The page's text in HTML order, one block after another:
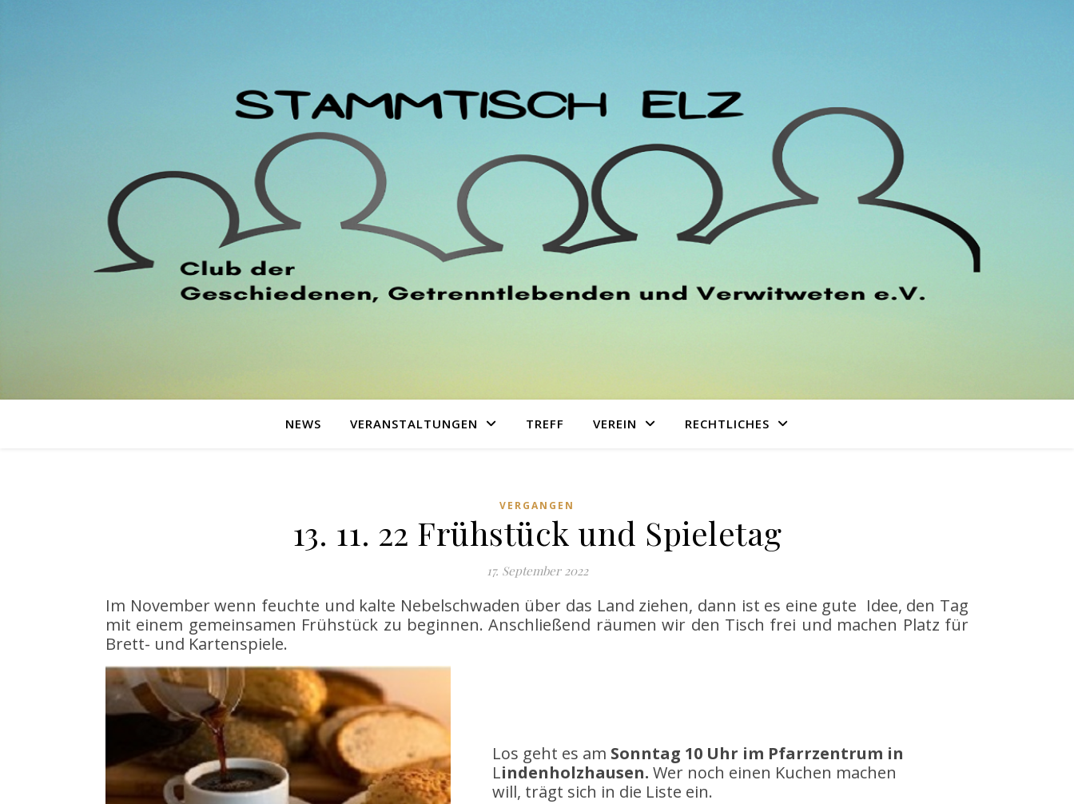
NEWS VERANSTALTUNGEN TREFF VEREIN RECHTLICHES
VERGANGEN
13. 11. 22 Frühstück und Spieletag
17. September 2022
Im November wenn feuchte und kalte Nebelschwaden über das Land ziehen, dann ist es eine gute Idee, den Tag
mit einem gemeinsamen Frühstück zu beginnen. Anschließend räumen wir den Tisch frei und machen Platz für
Brett- und Kartenspiele.
Los geht es am Sonntag 10 Uhr im Pfarrzentrum in
Lindenholzhausen. Wer noch einen Kuchen machen
will, trägt sich in die Liste ein.